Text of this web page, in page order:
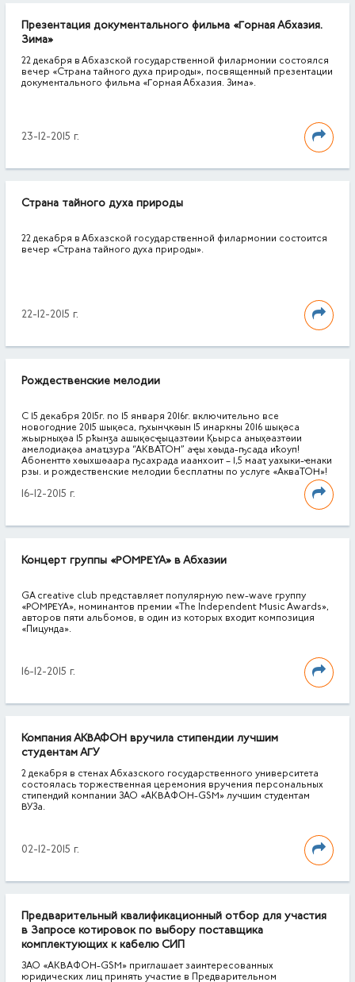
Презентация документального фильма «Горная Абхазия.
Зима»
22 декабря в Абхазской государственной филармонии состоялся
вечер «Страна тайного духа природы», посвященный презентации
документального фильма «Горная Абхазия. Зима».
23-12-2015 г.
Страна тайного духа природы
22 декабря в Абхазской государственной филармонии состоится
вечер «Страна тайного духа природы».
22-12-2015 г.
Рождественские мелодии
С 15 декабря 2015г. по 15 января 2016г. включительно все
новогодние 2015 шықәса, ҧхынҷкәын 15 инаркны 2016 шықәса
жьырныҳәа 15 рҟынӡа ашықәсҿыцазтәии Қьырса аныҳәазтәии
амелодиақәа амаҵзура “АКВАТОН” аҿы хәыда-ҧсада иҟоуп!
Абоненттә хәыхшәаара ҧсахрада иаанхоит – 1,5 мааҭ уахыки-ҽнаки
рзы. и рождественские мелодии бесплатны по услуге «АкваТОН»!
16-12-2015 г.
Концерт группы «POMPEYA» в Абхазии
GA creative club представляет популярную new-wave группу
«POMPEYA», номинантов премии «The Independent Music Awards»,
авторов пяти альбомов, в один из которых входит композиция
«Пицунда».
16-12-2015 г.
Компания АКВАФОН вручила стипендии лучшим
студентам АГУ
2 декабря в стенах Абхазского государственного университета
состоялась торжественная церемония вручения персональных
стипендий компании ЗАО «АКВАФОН-GSM» лучшим студентам
ВУЗа.
02-12-2015 г.
Предварительный квалификационный отбор для участия
в Запросе котировок по выбору поставщика
комплектующих к кабелю СИП
ЗАО «АКВАФОН-GSM» приглашает заинтересованных
юридических лиц принять участие в Предварительном